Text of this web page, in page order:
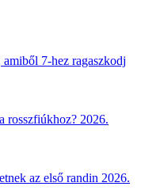
amiből 7-hez ragaszkodj
rosszfiúkhoz? 2026.
az első randin 2026.